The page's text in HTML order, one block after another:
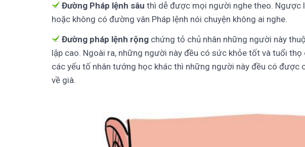
Đường Pháp lệnh sâu thì dễ được mọi người nghe theo. Ngược
hoặc không có đường vân Pháp lệnh nói chuyện không ai nghe.
Đường pháp lệnh rộng chứng tỏ chủ nhân những người này
lập cao. Ngoài ra, những người này đều có sức khỏe tốt và tuổi thọ
các yếu tố nhân tướng học khác thì những người này đều có được
về già.